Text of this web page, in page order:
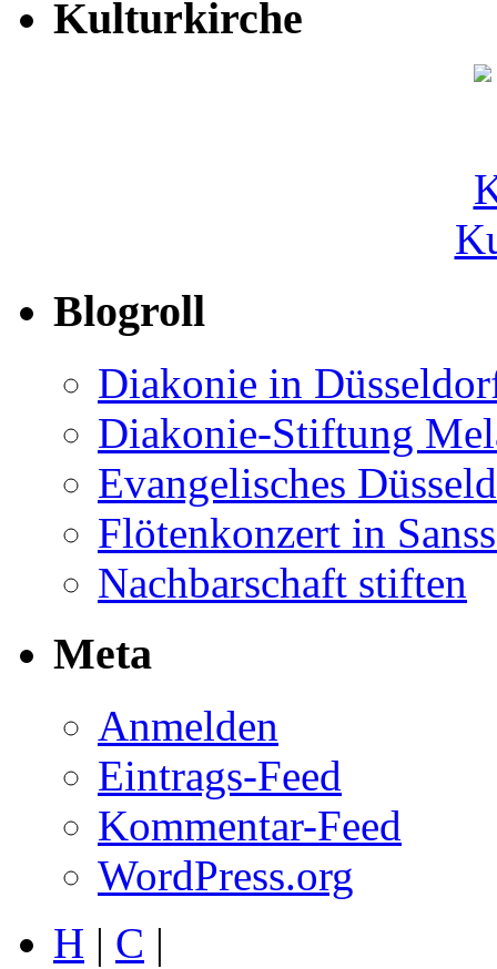
Kulturkirche
Blogroll
Diakonie in
Diakonie-Stiftung
Evangelisches
Flötenkonzert in
Nachbarschaft stiften
Meta
Anmelden
Eintrags-Feed
Kommentar-Feed
WordPress.org
H | C |